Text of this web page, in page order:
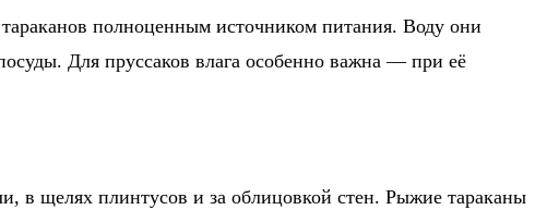
полноценным источником питания. Воду они
Для пруссаков влага особенно важна — при её
в щелях плинтусов и за облицовкой стен. Рыжие тараканы